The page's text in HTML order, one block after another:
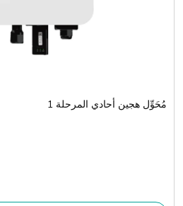
مُحَوِّل هجين أحادي المرحلة 1